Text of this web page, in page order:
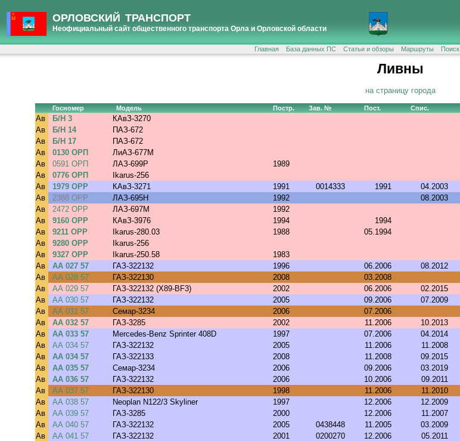
ОРЛОВСКИЙ ТРАНСПОРТ
Неофициальный сайт общественного транспорта Орла и Орловской области
Главная База данных ПС Статьи и обзоры Маршруты Поиск
Ливны
на страницу города
Госномер Модель Постр. Зав. № Пост. Спис.
Ав Б/Н 3 КАвЗ-3270
Ав
Б/Н 14 ПАЗ-672
Ав
Б/Н 17 ПАЗ-672
Ав
0130 ОРП ЛиАЗ-677М
Ав
0591 ОРП ЛАЗ-699Р 1989
Ав
0776 ОРП Ikarus-256
Ав
1979 ОРР КАвЗ-3271 1991 0014333 1991 04.2003
Ав
2388 ОРР ЛАЗ-695Н 1992 08.2003
Ав
2472 ОРР ЛАЗ-697М 1992
Ав
9160 ОРР КАвЗ-3976 1994 1994
Ав
9211 ОРР Ikarus-280.03 1988 05.1994
Ав
9280 ОРР Ikarus-256
Ав
9327 ОРР Ikarus-250.58 1983
Ав
АА 027 57 ГАЗ-322132 1996 06.2006 08.2012
Ав
АА 028 57 ГАЗ-322130 2008 03.2008
Ав
АА 029 57 ГАЗ-322132 (X89-BF3) 2002 06.2006 02.2015
Ав
АА 030 57 ГАЗ-322132 2005 09.2006 07.2009
Ав
АА 031 57 Семар-3234 2006 07.2006
Ав
АА 032 57 ГАЗ-3285 2002 11.2006 10.2013
Ав
АА 033 57 Mercedes-Benz Sprinter 408D 1997 07.2006 04.2014
Ав
АА 034 57 ГАЗ-322132 2005 11.2006 11.2008
Ав
АА 034 57 ГАЗ-322133 2008 11.2008 09.2015
Ав
АА 035 57 Семар-3234 2006 09.2006 03.2019
Ав
АА 036 57 ГАЗ-322132 2006 10.2006 09.2011
Ав
АА 037 57 ГАЗ-322130 1998 11.2006 11.2010
Ав
АА 038 57 Neoplan N122/3 Skyliner 1997 12.2006 12.2009
Ав
АА 039 57 ГАЗ-3285 2000 12.2006 11.2007
Ав
АА 040 57 ГАЗ-322132 2005 0438448 11.2005 03.2009
Ав
АА 041 57 ГАЗ-322132 2001 0200270 12.2006 05.2011